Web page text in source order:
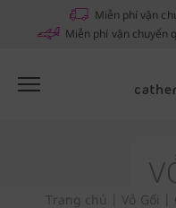
Trang chủ Vỏ Gối
Miễn phí vận
Miễn phí vận chuyển
Notifications